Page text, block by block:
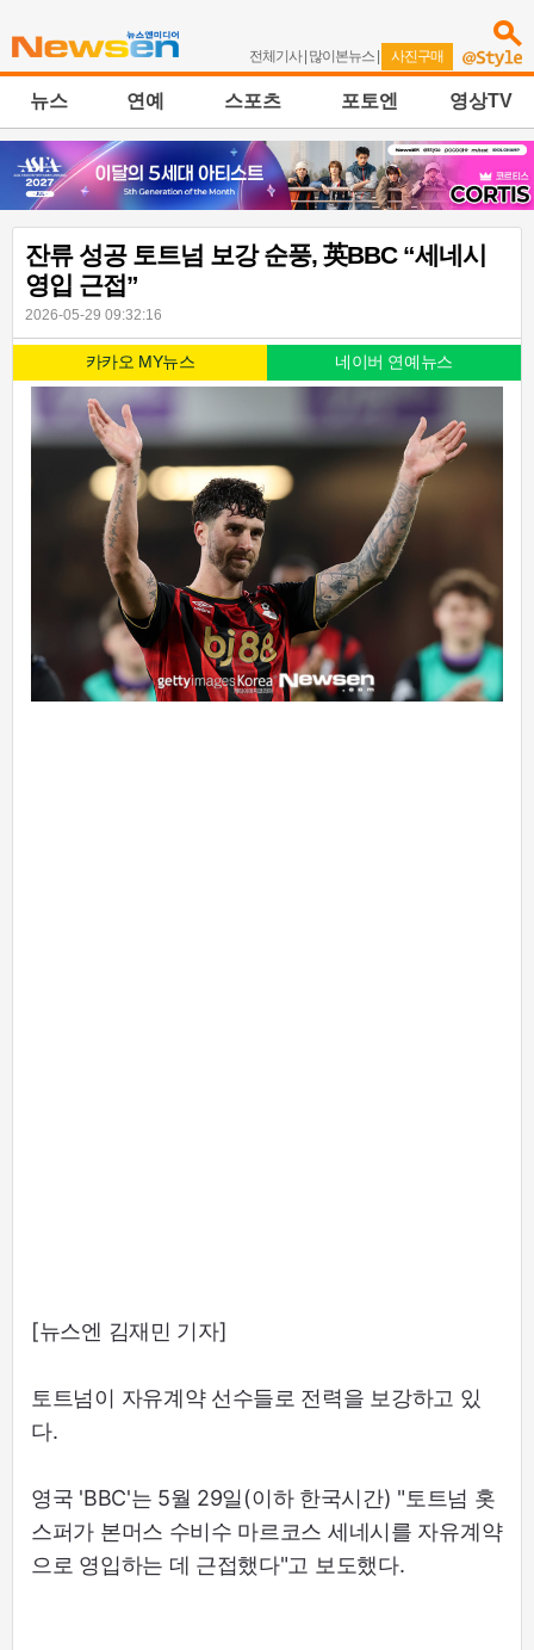
전체기사| 많이본뉴스 | 사진구매
뉴스 연예 스포츠 포토엔 영상TV
잔류 성공 토트넘 보강 순풍, 英BBC “세네시
영입 근접”
2026-05-29 09:32:16
카카오 MY뉴스 네이버 연예뉴스
[뉴스엔 김재민 기자]
토트넘이 자유계약 선수들로 전력을 보강하고 있
다.
영국 'BBC'는 5월 29일(이하 한국시간) "토트넘 홋
스퍼가 본머스 수비수 마르코스 세네시를 자유계약
으로 영입하는 데 근접했다"고 보도했다.